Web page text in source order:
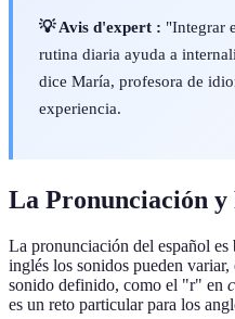
💡 Avis d'expert : "Integrar
rutina diaria ayuda a
dice María, profesora de
experiencia.
La Pronunciación y
La pronunciación del español es
inglés los sonidos pueden
sonido definido, como el "r" en
es un reto particular para los